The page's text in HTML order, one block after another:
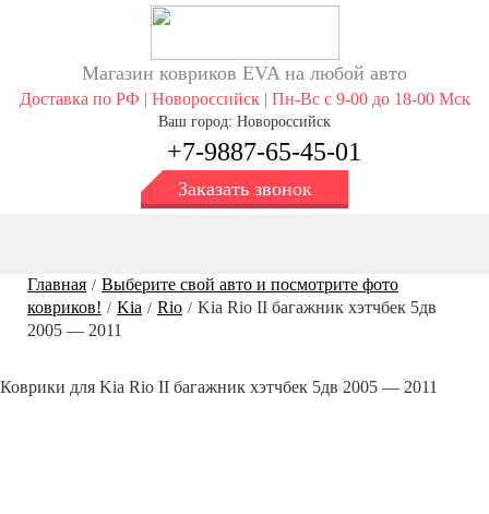
Магазин ковриков EVA ​на любой авто
Доставка по РФ | Новороссийск | Пн-Вс с 9-00 до 18-00 Мск
Ваш город: Новороссийск
+7-9887-65-45-01
Заказать звонок
Главная / Выберите свой авто и посмотрите фото
ковриков! / Kia / Rio / Kia Rio II багажник хэтчбек 5дв
2005 — 2011
Коврики для Kia Rio II багажник хэтчбек 5дв 2005 — 2011